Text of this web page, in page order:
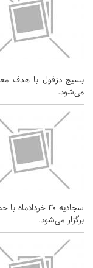
بسیج دزفول با هدف
می‌شود.
سجادیه 30
برگزار می‌شود.